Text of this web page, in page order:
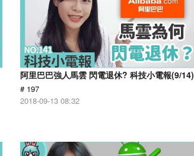
阿里巴巴強人馬雲 閃電退休? 科技小電報(9/14)
# 197
2018-09-13 08:32